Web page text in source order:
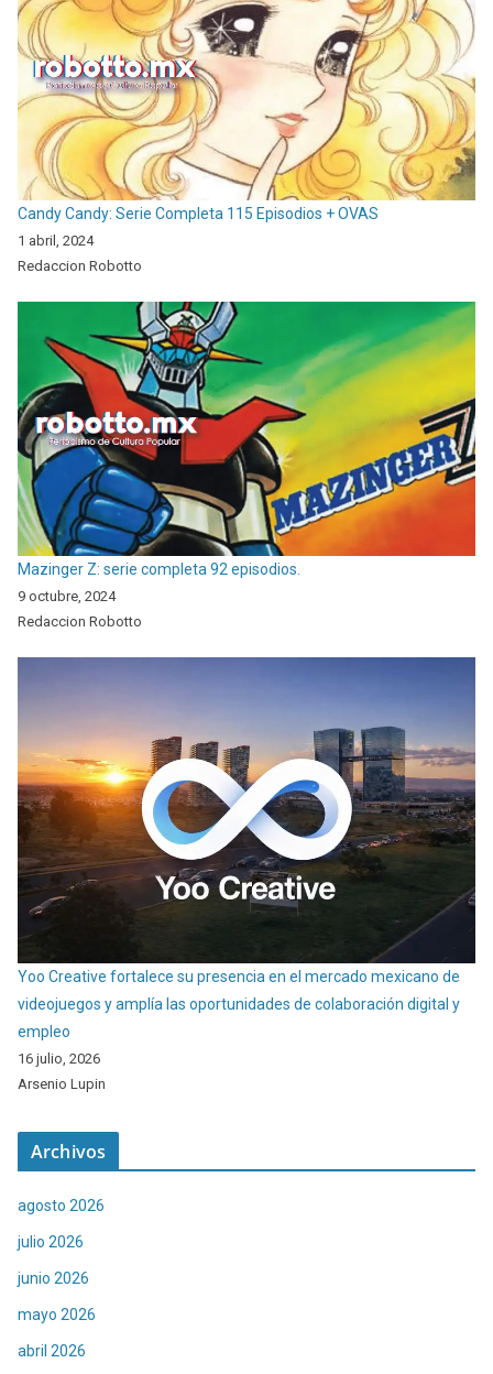
Candy Candy: Serie Completa 115 Episodios + OVAS
1 abril, 2024
Redaccion Robotto
Mazinger Z: serie completa 92 episodios.
9 octubre, 2024
Redaccion Robotto
Yoo Creative fortalece su presencia en el mercado mexicano de
videojuegos y amplía las oportunidades de colaboración digital y
empleo
16 julio, 2026
Arsenio Lupin
Archivos
agosto 2026
julio 2026
junio 2026
mayo 2026
abril 2026